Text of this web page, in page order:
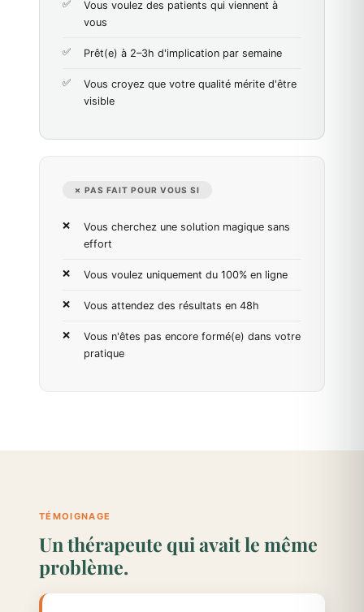
Vous voulez des patients qui viennent à
vous
Prêt(e) à 2–3h d'implication par semaine
Vous croyez que votre qualité mérite d'être
visible
✗ PAS FAIT POUR VOUS SI
Vous cherchez une solution magique sans
effort
Vous voulez uniquement du 100% en ligne
Vous attendez des résultats en 48h
Vous n'êtes pas encore formé(e) dans votre
pratique
TÉMOIGNAGE
Un thérapeute qui avait le même
problème.